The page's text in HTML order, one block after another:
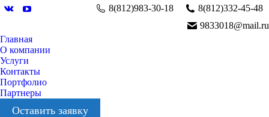
Вконтакте
YouTube
8(812)983-30-18
8(812)332-45-48
9833018@mail.ru
Главная
О компании
Услуги
Контакты
Портфолио
Партнеры
Оставить заявку